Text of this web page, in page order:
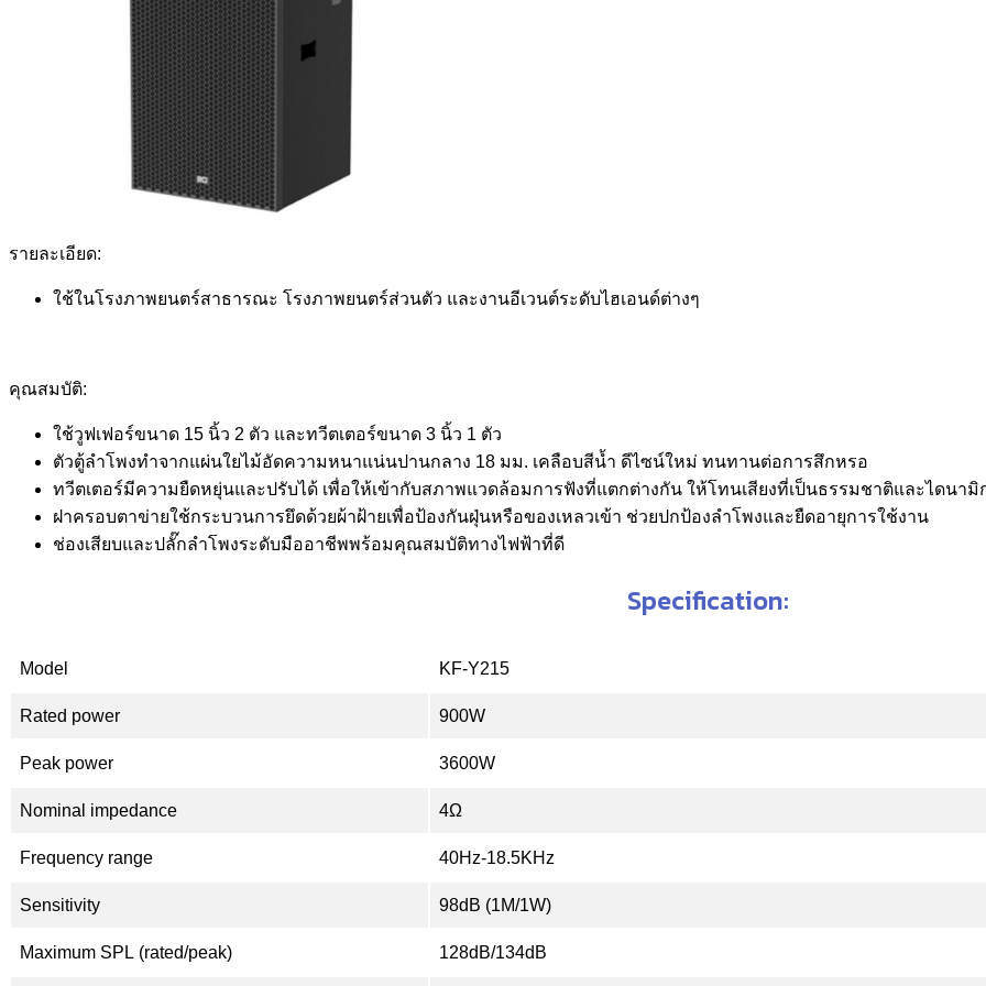
รายละเอียด:
ใช้ในโรงภาพยนตร์สาธารณะ โรงภาพยนตร์ส่วนตัว และงานอีเวนต์ระดับไฮเอนด์ต่างๆ
คุณสมบัติ:
ใช้วูฟเฟอร์ขนาด 15 นิ้ว 2 ตัว และทวีตเตอร์ขนาด 3 นิ้ว 1 ตัว
ตัวตู้ลำโพงทำจากแผ่นใยไม้อัดความหนาแน่นปานกลาง 18 มม. เคลือบสีน้ำ ดีไซน์ใหม่ ทนทานต่อการสึกหรอ
ทวีตเตอร์มีความยืดหยุ่นและปรับได้ เพื่อให้เข้ากับสภาพแวดล้อมการฟังที่แตกต่างกัน ให้โทนเสียงที่เป็นธรรมชาติและไดน
ฝาครอบตาข่ายใช้กระบวนการยึดด้วยผ้าฝ้ายเพื่อป้องกันฝุ่นหรือของเหลวเข้า ช่วยปกป้องลำโพงและยืดอายุการใช้งาน
ช่องเสียบและปลั๊กลำโพงระดับมืออาชีพพร้อมคุณสมบัติทางไฟฟ้าที่ดี
Specification:
Model KF-Y215
Rated power 900W
Peak power 3600W
Nominal impedance 4Ω
Frequency range 40Hz-18.5KHz
Sensitivity 98dB (1M/1W)
Maximum SPL (rated/peak) 128dB/134dB